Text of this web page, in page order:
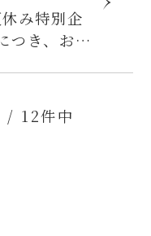
み特別企
つき、お子
/ 12件中